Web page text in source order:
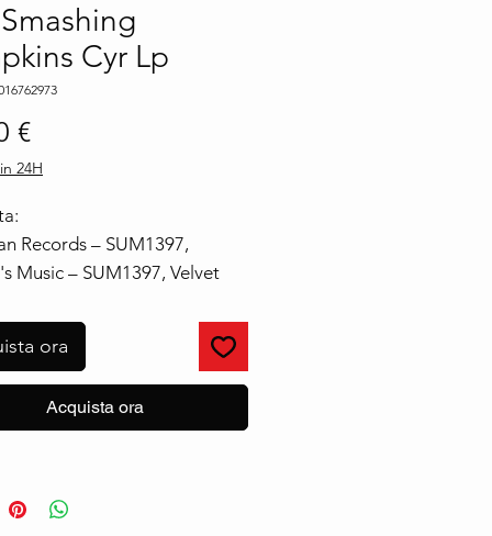
Cyr Lp
€Prezzo
24H
Records ‎– SUM1397,
Music ‎– SUM1397, Velvet
SUM1377
LP, Album, Limited Edition,
ora
Acquista ora